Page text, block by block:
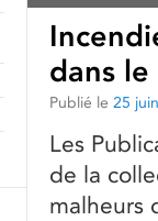
dans
Publié le 25
Les
de la
malheurs